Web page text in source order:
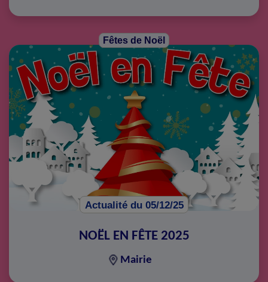
Fêtes de Noël
Actualité du 05/12/25
NOËL EN FÊTE 2025
Mairie